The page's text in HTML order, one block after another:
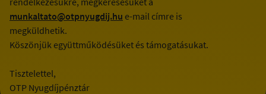
munkaltato@otpnyugdij.hu e-mail címre is
megküldhetik.
Köszönjük együttműködésüket és támogatásukat.
Tisztelettel,
OTP Nyugdíjpénztár